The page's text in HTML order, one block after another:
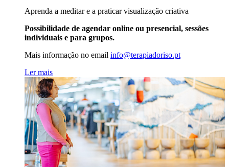
Aprenda a meditar e a praticar visualização criativa
Possibilidade de agendar online ou presencial, sessões
individuais e para grupos.
Mais informação no email info@terapiadoriso.pt
Ler mais